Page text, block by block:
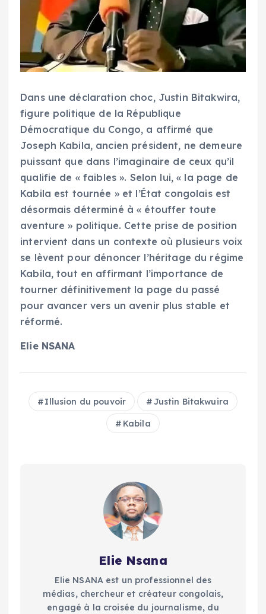
Dans une déclaration choc, Justin Bitakwira,
figure politique de la République
Démocratique du Congo, a affirmé que
Joseph Kabila, ancien président, ne demeure
puissant que dans l’imaginaire de ceux qu’il
qualifie de « faibles ». Selon lui, « la page de
Kabila est tournée » et l’État congolais est
désormais déterminé à « étouffer toute
aventure » politique. Cette prise de position
intervient dans un contexte où plusieurs voix
se lèvent pour dénoncer l’héritage du régime
Kabila, tout en affirmant l’importance de
tourner définitivement la page du passé
pour avancer vers un avenir plus stable et
réformé.
Elie NSANA
Illusion du pouvoir Justin Bitakwuira
Kabila
Elie Nsana
Elie NSANA est un professionnel des
médias, chercheur et créateur congolais,
engagé à la croisée du journalisme, du